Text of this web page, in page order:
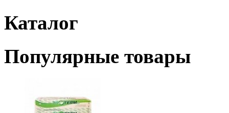
Каталог
Популярные товары